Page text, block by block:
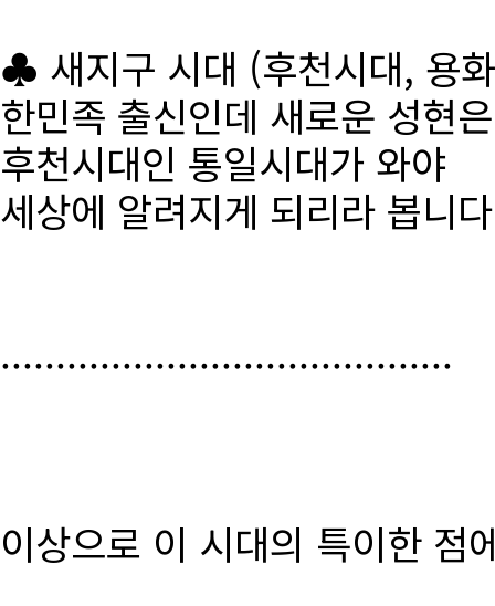
♣ 새지구 시대 (후천시대, 용
한민족 출신인데 새로운 성현
후천시대인 통일시대가 와야
세상에 알려지게 되리라 봅니
.........................................
이상으로 이 시대의 특이한 점